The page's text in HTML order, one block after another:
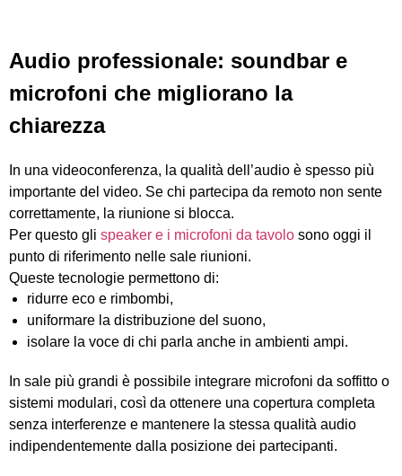
Audio professionale: soundbar e
microfoni che migliorano la
chiarezza
In una videoconferenza, la qualità dell’audio è spesso più
importante del video. Se chi partecipa da remoto non sente
correttamente, la riunione si blocca.
Per questo gli speaker e i microfoni da tavolo sono oggi il
punto di riferimento nelle sale riunioni.
Queste tecnologie permettono di:
ridurre eco e rimbombi,
uniformare la distribuzione del suono,
isolare la voce di chi parla anche in ambienti ampi.
In sale più grandi è possibile integrare microfoni da soffitto o
sistemi modulari, così da ottenere una copertura completa
senza interferenze e mantenere la stessa qualità audio
indipendentemente dalla posizione dei partecipanti.